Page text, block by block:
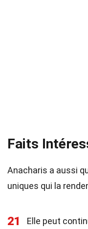
Faits
Anacharis a aussi
uniques qui la
21 Elle peut